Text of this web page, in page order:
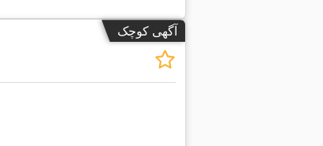
آگهی کوچک